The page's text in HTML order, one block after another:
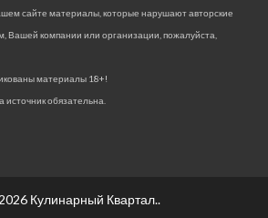
сайте материалы, которые нарушают авторские
Вашей компании или организации, пожалуйста,
материалы 18+!
обязательна.
Кулинарный Квартал..